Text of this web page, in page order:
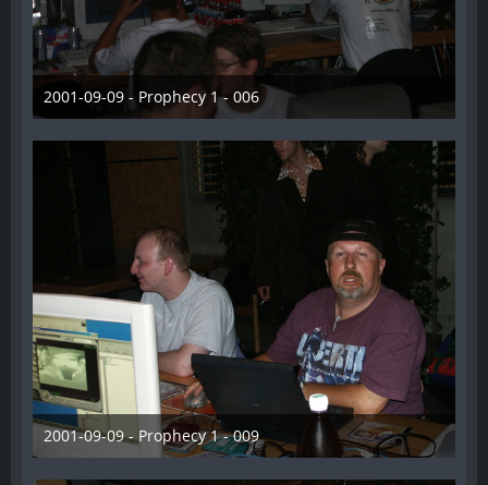
2001-09-09 - Prophecy 1 - 006
28. Dezember 2012
2001-09-09 - Prophecy 1 - 009
28. Dezember 2012